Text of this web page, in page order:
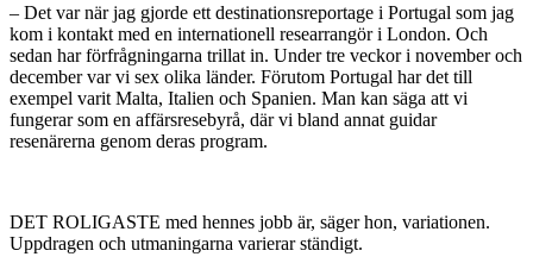
– Det var när jag gjorde ett destinationsreportage i Portugal som jag
kom i kontakt med en internationell researrangör i London. Och
sedan har förfrågningarna trillat in. Under tre veckor i november och
december var vi sex olika länder. Förutom Portugal har det till
exempel varit Malta, Italien och Spanien. Man kan säga att vi
fungerar som en affärsresebyrå, där vi bland annat guidar
resenärerna genom deras program.
DET ROLIGASTE med hennes jobb är, säger hon, variationen.
Uppdragen och utmaningarna varierar ständigt.